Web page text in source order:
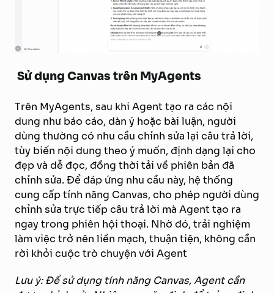
Sử dụng Canvas trên MyAgents
Trên MyAgents, sau khi Agent tạo ra các nội
dung như báo cáo, dàn ý hoặc bài luận, người
dùng thường có nhu cầu chỉnh sửa lại câu trả lời,
tùy biến nội dung theo ý muốn, định dạng lại cho
đẹp và dễ đọc, đồng thời tải về phiên bản đã
chỉnh sửa. Để đáp ứng nhu cầu này, hệ thống
cung cấp tính năng Canvas, cho phép người dùng
chỉnh sửa trực tiếp câu trả lời mà Agent tạo ra
ngay trong phiên hội thoại. Nhờ đó, trải nghiệm
làm việc trở nên liền mạch, thuận tiện, không cần
rời khỏi cuộc trò chuyện với Agent
Lưu ý: Để sử dụng tính năng Canvas, Agent cần